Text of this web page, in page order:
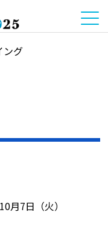
ング
月7日（火）